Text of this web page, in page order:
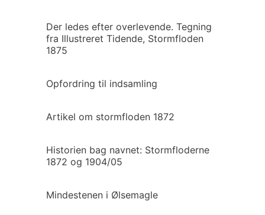
Der ledes efter overlevende. Tegning
fra Illustreret Tidende, Stormfloden
1875
Opfordring til indsamling
Artikel om stormfloden 1872
Historien bag navnet: Stormfloderne
1872 og 1904/05
Mindestenen i Ølsemagle